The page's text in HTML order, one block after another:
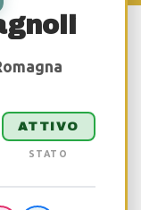
ATTIVO
STATO